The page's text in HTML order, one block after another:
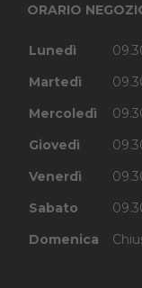
ORARIO
Lunedì
Martedì
Mercoledì
Giovedì
Venerdì
Sabato
Domenica